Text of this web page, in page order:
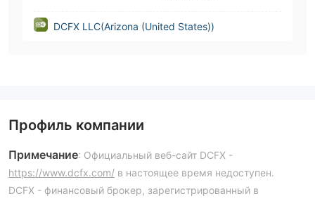
DCFX LLC(Arizona (United States))
Профиль компании
Примечание: Официальный веб-сайт DCFX -
https://www.dcfx.com/ в настоящее время недоступен.
DCFX - финансовый брокер, зарегистрированный в